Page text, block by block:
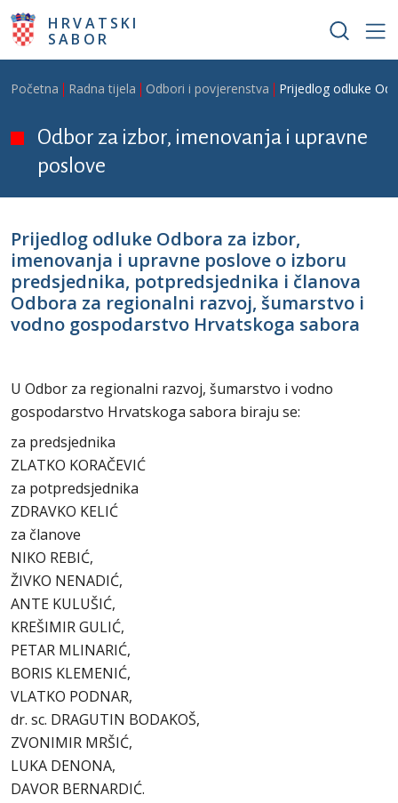
Skoči na glavni sadržaj
HRVATSKI
SABOR
Breadcrumb
Početna Radna tijela Odbori i povjerenstva Prijedlog odluke
Odbor za izbor, imenovanja i upravne
poslove
Prijedlog odluke Odbora za izbor,
imenovanja i upravne poslove o izboru
predsjednika, potpredsjednika i članova
Odbora za regionalni razvoj, šumarstvo i
vodno gospodarstvo Hrvatskoga sabora
U Odbor za regionalni razvoj, šumarstvo i vodno
gospodarstvo Hrvatskoga sabora biraju se:
za predsjednika
ZLATKO KORAČEVIĆ
za potpredsjednika
ZDRAVKO KELIĆ
za članove
NIKO REBIĆ,
ŽIVKO NENADIĆ,
ANTE KULUŠIĆ,
KREŠIMIR GULIĆ,
PETAR MLINARIĆ,
BORIS KLEMENIĆ,
VLATKO PODNAR,
dr. sc. DRAGUTIN BODAKOŠ,
ZVONIMIR MRŠIĆ,
LUKA DENONA,
DAVOR BERNARDIĆ.